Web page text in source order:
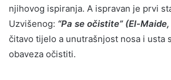
njihovog ispiranja. A ispravan je prvi
Uzvišenog: “Pa se očistite” (El-
čitavo tijelo a unutrašnjost nosa i usta
obaveza očistiti.